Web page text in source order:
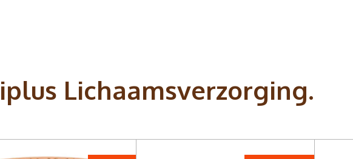
Lichaamsverzorging.